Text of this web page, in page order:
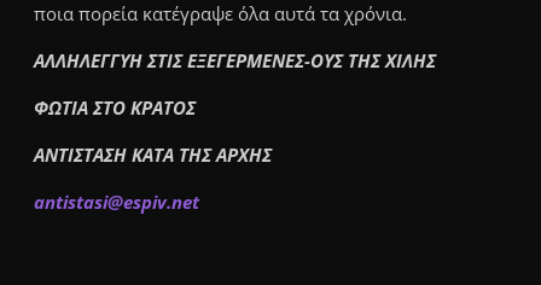
ποια πορεία κατέγραψε όλα αυτά τα χρόνια.
ΑΛΛΗΛΕΓΓΥΗ ΣΤΙΣ ΕΞΕΓΕΡΜΕΝΕΣ-ΟΥΣ ΤΗΣ ΧΙΛΗΣ
ΦΩΤΙΑ ΣΤΟ ΚΡΑΤΟΣ
ΑΝΤΙΣΤΑΣΗ ΚΑΤΑ ΤΗΣ ΑΡΧΗΣ
antistasi@espiv.net